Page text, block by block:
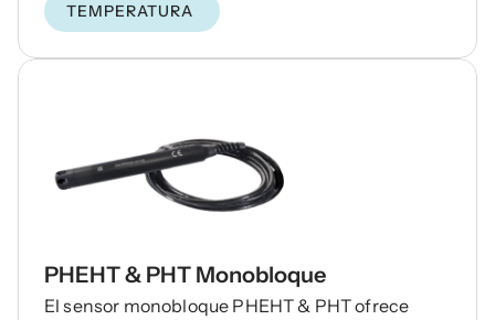
TEMPERATURA
PHEHT & PHT Monobloque
El sensor monobloque PHEHT & PHT ofrece